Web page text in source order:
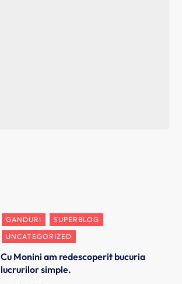
GANDURI
SUPERBLOG
UNCATEGORIZED
Cu Monini am redescoperit bucuria
lucrurilor simple.